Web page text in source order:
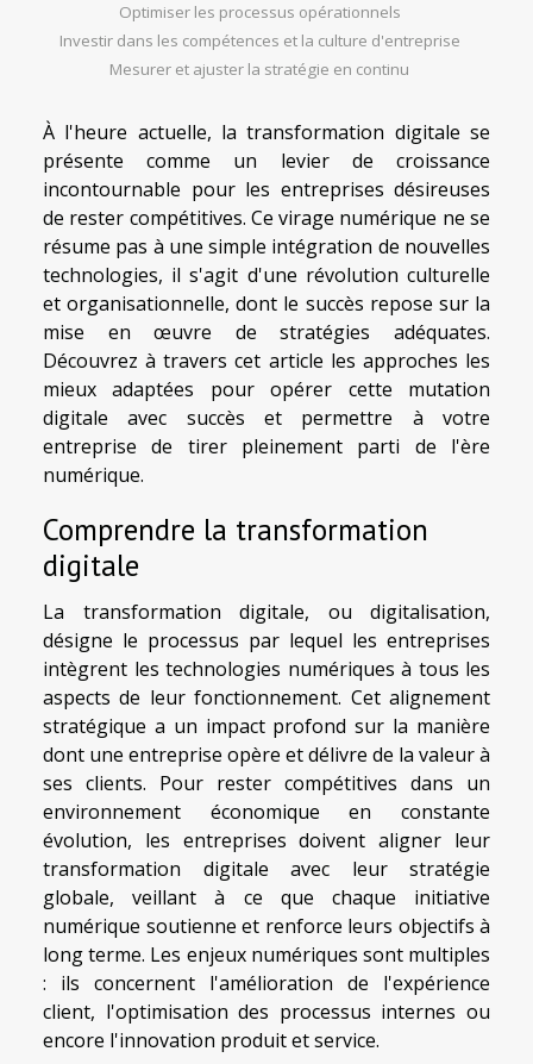
Optimiser les processus opérationnels
Investir dans les compétences et la culture d'entreprise
Mesurer et ajuster la stratégie en continu
À l'heure actuelle, la transformation digitale se
présente comme un levier de croissance
incontournable pour les entreprises désireuses
de rester compétitives. Ce virage numérique ne se
résume pas à une simple intégration de nouvelles
technologies, il s'agit d'une révolution culturelle
et organisationnelle, dont le succès repose sur la
mise en œuvre de stratégies adéquates.
Découvrez à travers cet article les approches les
mieux adaptées pour opérer cette mutation
digitale avec succès et permettre à votre
entreprise de tirer pleinement parti de l'ère
numérique.
Comprendre la transformation
digitale
La transformation digitale, ou digitalisation,
désigne le processus par lequel les entreprises
intègrent les technologies numériques à tous les
aspects de leur fonctionnement. Cet alignement
stratégique a un impact profond sur la manière
dont une entreprise opère et délivre de la valeur à
ses clients. Pour rester compétitives dans un
environnement économique en constante
évolution, les entreprises doivent aligner leur
transformation digitale avec leur stratégie
globale, veillant à ce que chaque initiative
numérique soutienne et renforce leurs objectifs à
long terme. Les enjeux numériques sont multiples
: ils concernent l'amélioration de l'expérience
client, l'optimisation des processus internes ou
encore l'innovation produit et service.